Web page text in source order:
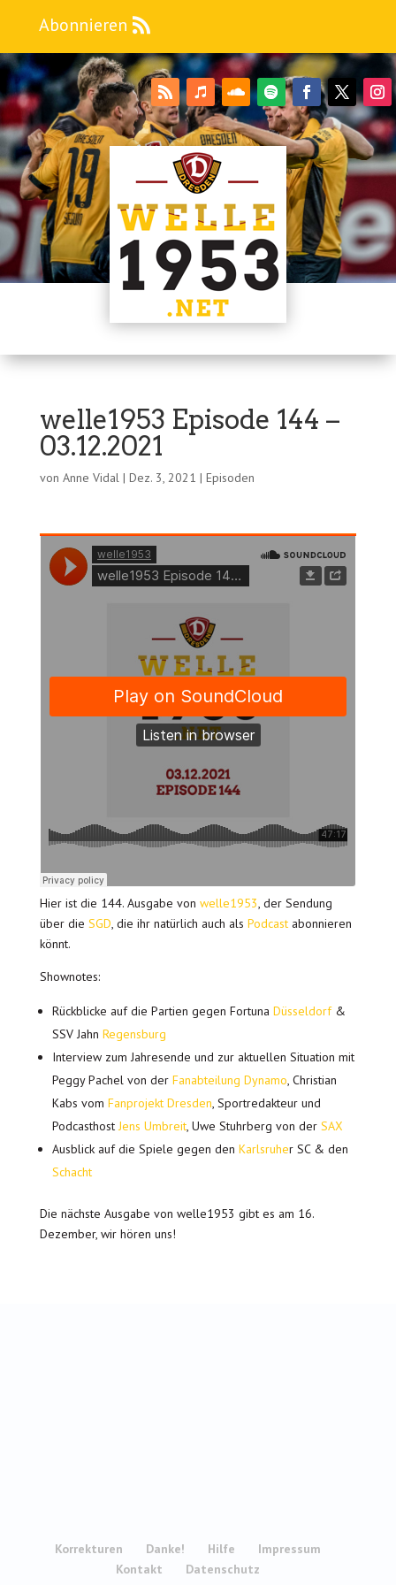
Abonnieren
welle1953 Episode 144 –
03.12.2021
von Anne Vidal| Dez. 3, 2021 | Episoden
Hier ist die 144. Ausgabe von welle1953, der Sendung
über die SGD, die ihr natürlich auch als Podcastabonnieren
könnt.
Shownotes:
Rückblicke auf die Partien gegen Fortuna Düsseldorf&
SSV Jahn Regensburg
Interview zum Jahresende und zur aktuellen Situation mit
Peggy Pachel von derFanabteilung Dynamo, Christian
Kabs vom Fanprojekt Dresden, Sportredakteur und
PodcasthostJens Umbreit, Uwe Stuhrberg von derSAX
Ausblick auf die Spiele gegen den Karlsruher SC & den
Schacht
Die nächste Ausgabe von welle1953 gibt es am 16.
Dezember, wir hören uns!
Korrekturen Danke! Hilfe
Impressum
Kontakt
Datenschutz